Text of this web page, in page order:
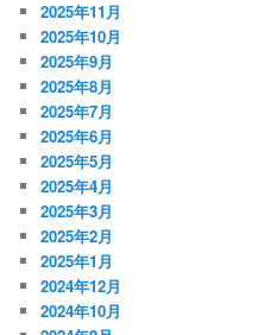
2025年11月
2025年10月
2025年9月
2025年8月
2025年7月
2025年6月
2025年5月
2025年4月
2025年3月
2025年2月
2025年1月
2024年12月
2024年10月